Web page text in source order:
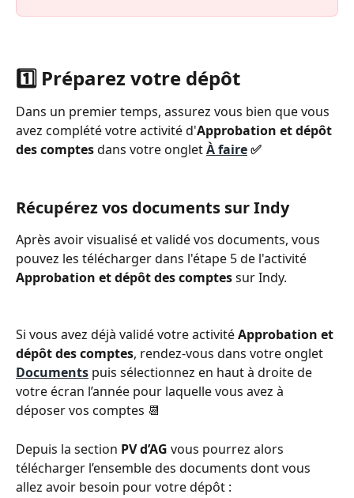
1️⃣ Préparez votre dépôt
Dans un premier temps, assurez vous bien que vous
avez complété votre activité d'Approbation et dépôt
des comptes dans votre onglet À faire ✅
Récupérez vos documents sur Indy
Après avoir visualisé et validé vos documents, vous
pouvez les télécharger dans l'étape 5 de l'activité
Approbation et dépôt des comptes sur Indy.
Si vous avez déjà validé votre activité Approbation et
dépôt des comptes, rendez-vous dans votre onglet
Documents puis sélectionnez en haut à droite de
votre écran l’année pour laquelle vous avez à
déposer vos comptes 📆
Depuis la section PV d’AG vous pourrez alors
télécharger l’ensemble des documents dont vous
allez avoir besoin pour votre dépôt :